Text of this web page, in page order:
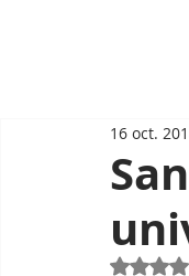
16 oct.